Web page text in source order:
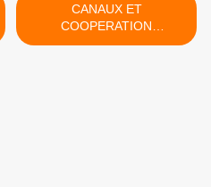
CANAUX ET
COOPERATION
TRANSFRONTALIERE >